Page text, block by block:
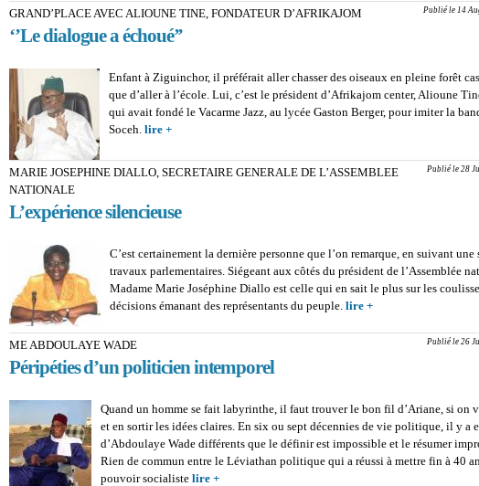
géomètre politique
Publié le 14
GRAND’PLACE AVEC ALIOUNE TINE, FONDATEUR D’AFRIKAJOM
‘’Le dialogue a échoué’’
Enfant à Ziguinchor, il préférait aller chasser des oiseaux en pleine forêt
que d’aller à l’école. Lui, c’est le président d’Afrikajom center, Alioune
qui avait fondé le Vacarme Jazz, au lycée Gaston Berger, pour imiter la
Soceh. lire +
Publié le 28
MARIE JOSEPHINE DIALLO, SECRETAIRE GENERALE DE L’ASSEMBLEE
NATIONALE
L’expérience silencieuse
C’est certainement la dernière personne que l’on remarque, en suivant une
travaux parlementaires. Siégeant aux côtés du président de l’Assemblée
Madame Marie Joséphine Diallo est celle qui en sait le plus sur les
décisions émanant des représentants du peuple. lire +
GENERALE DE
Publié le 26
ME ABDOULAYE WADE
Péripéties d’un politicien intemporel
Quand un homme se fait labyrinthe, il faut trouver le bon fil d’Ariane, si on
et en sortir les idées claires. En six ou sept décennies de vie politique, il y a
d’Abdoulaye Wade différents que le définir est impossible et le résumer
Rien de commun entre le Léviathan politique qui a réussi à mettre fin à 40
pouvoir socialiste lire +